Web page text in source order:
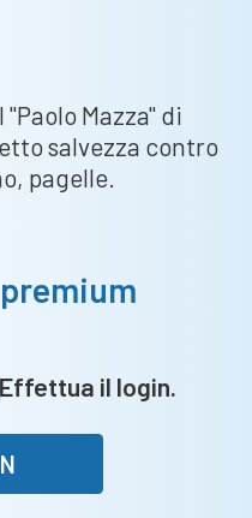
Mazza" di
salvezza contro
pagelle.
premium
il login.